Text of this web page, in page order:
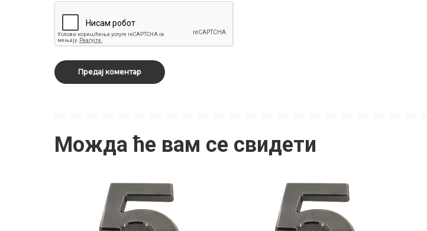
Можда ће вам се свидети